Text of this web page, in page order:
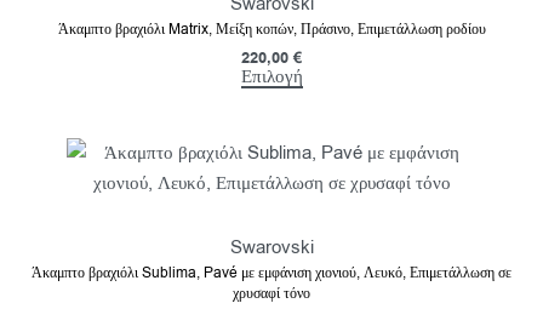
Άκαμπτο βραχιόλι Matrix, Μείξη κοπών, Πράσινο, Επιμετάλλωση ροδίου
220,00 €
Επιλογή
Swarovski
Άκαμπτο βραχιόλι Sublima, Pavé με εμφάνιση χιονιού, Λευκό, Επιμετάλλωση σε
χρυσαφί τόνο